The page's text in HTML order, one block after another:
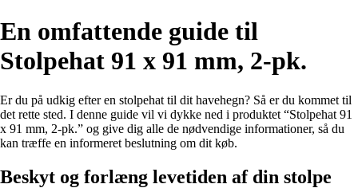
En omfattende guide til
Stolpehat 91 x 91 mm, 2-pk.
Er du på udkig efter en stolpehat til dit havehegn? Så er du kommet til
det rette sted. I denne guide vil vi dykke ned i produktet “Stolpehat 91
x 91 mm, 2-pk.” og give dig alle de nødvendige informationer, så du
kan træffe en informeret beslutning om dit køb.
Beskyt og forlæng levetiden af din stolpe